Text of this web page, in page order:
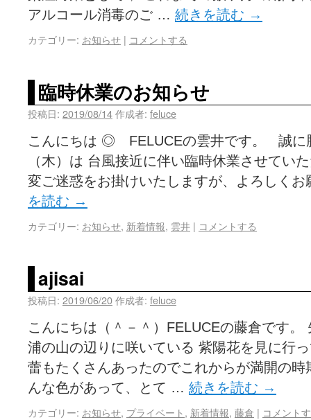
アルコール消毒のご … 続きを読む →
カテゴリー: お知らせ | コメントする
臨時休業のお知らせ
投稿日: 2019/08/14作成者: feluce
こんにちは ◎ FELUCEの雲井です。 誠に
（木）は 台風接近に伴い臨時休業させてい
変ご迷惑をお掛けいたしますが、よろしく
を読む →
カテゴリー: お知らせ, 新着情報, 雲井 | コメントする
ajisai
投稿日: 2019/06/20作成者: feluce
こんにちは（＾－＾）FELUCEの藤倉です。
浦の山の辺りに咲いている 紫陽花を見に行
蕾もたくさんあったのでこれからが満開の
んな色があって、とて … 続きを読む →
カテゴリー: お知らせ, プライベート, 新着情報, 藤倉 | コメント